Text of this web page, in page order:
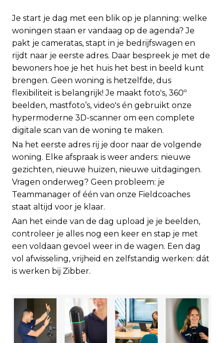
Je start je dag met een blik op je planning: welke
woningen staan er vandaag op de agenda? Je
pakt je cameratas, stapt in je bedrijfswagen en
rijdt naar je eerste adres. Daar bespreek je met de
bewoners hoe je het huis het best in beeld kunt
brengen. Geen woning is hetzelfde, dus
flexibiliteit is belangrijk! Je maakt foto's, 360º
beelden, mastfoto’s, video's én gebruikt onze
hypermoderne 3D-scanner om een complete
digitale scan van de woning te maken.
Na het eerste adres rij je door naar de volgende
woning. Elke afspraak is weer anders: nieuwe
gezichten, nieuwe huizen, nieuwe uitdagingen.
Vragen onderweg? Geen probleem: je
Teammanager of één van onze Fieldcoaches
staat altijd voor je klaar.
Aan het einde van de dag upload je je beelden,
controleer je alles nog een keer en stap je met
een voldaan gevoel weer in de wagen. Een dag
vol afwisseling, vrijheid en zelfstandig werken: dát
is werken bij Zibber.